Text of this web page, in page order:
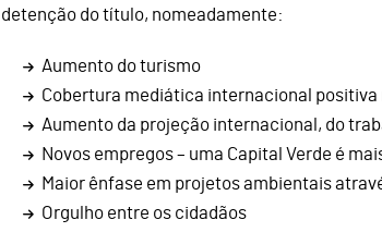
detenção do título, nomeadamente:
Aumento do turismo
Cobertura mediática internacional positiva
Aumento da projeção internacional, do
Novos empregos – uma Capital Verde é
Maior ênfase em projetos ambientais
Orgulho entre os cidadãos